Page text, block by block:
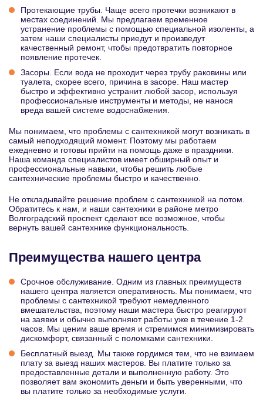
Протекающие трубы. Чаще всего протечки возникают в
местах соединений. Мы предлагаем временное
устранение проблемы с помощью специальной изоленты, а
затем наши специалисты приедут и произведут
качественный ремонт, чтобы предотвратить повторное
появление протечек.
Засоры. Если вода не проходит через трубу раковины или
туалета, скорее всего, причина в засоре. Наш мастер
быстро и эффективно устранит любой засор, используя
профессиональные инструменты и методы, не нанося
вреда вашей системе водоснабжения.
Мы понимаем, что проблемы с сантехникой могут возникать в
самый неподходящий момент. Поэтому мы работаем
ежедневно и готовы прийти на помощь даже в праздники.
Наша команда специалистов имеет обширный опыт и
профессиональные навыки, чтобы решить любые
сантехнические проблемы быстро и качественно.
Не откладывайте решение проблем с сантехникой на потом.
Обратитесь к нам, и наши сантехники в районе метро
Волгоградский проспект сделают все возможное, чтобы
вернуть вашей сантехнике функциональность.
Преимущества нашего центра
Срочное обслуживание. Одним из главных преимуществ
нашего центра является оперативность. Мы понимаем, что
проблемы с сантехникой требуют немедленного
вмешательства, поэтому наши мастера быстро реагируют
на заявки и обычно выполняют работы уже в течение 1-2
часов. Мы ценим ваше время и стремимся минимизировать
дискомфорт, связанный с поломками сантехники.
Бесплатный выезд. Мы также гордимся тем, что не взимаем
плату за выезд наших мастеров. Вы платите только за
предоставленные детали и выполненную работу. Это
позволяет вам экономить деньги и быть уверенными, что
вы платите только за необходимые услуги.